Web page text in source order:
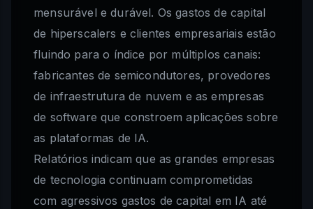
mensurável e durável. Os gastos de capital
de hiperscalers e clientes empresariais estão
fluindo para o índice por múltiplos canais:
fabricantes de semicondutores, provedores
de infraestrutura de nuvem e as empresas
de software que constroem aplicações sobre
as plataformas de IA.
Relatórios indicam que as grandes empresas
de tecnologia continuam comprometidas
com agressivos gastos de capital em IA até